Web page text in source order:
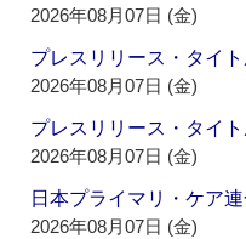
2026年08月07日 (金)
プレスリリース・タイ
2026年08月07日 (金)
プレスリリース・タイ
2026年08月07日 (金)
日本プライマリ・ケ
2026年08月07日 (金)